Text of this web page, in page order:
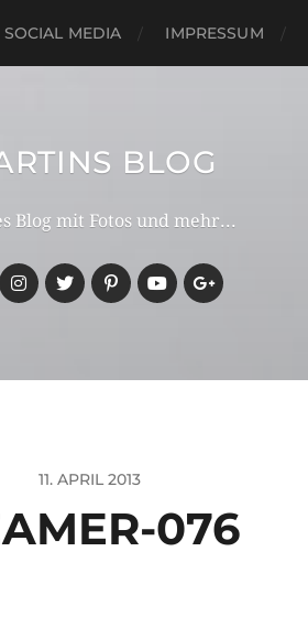
SOCIAL MEDIA IMPRESSUM
BLOG
Blog mit Fotos und mehr...
11. APRIL 2013
076